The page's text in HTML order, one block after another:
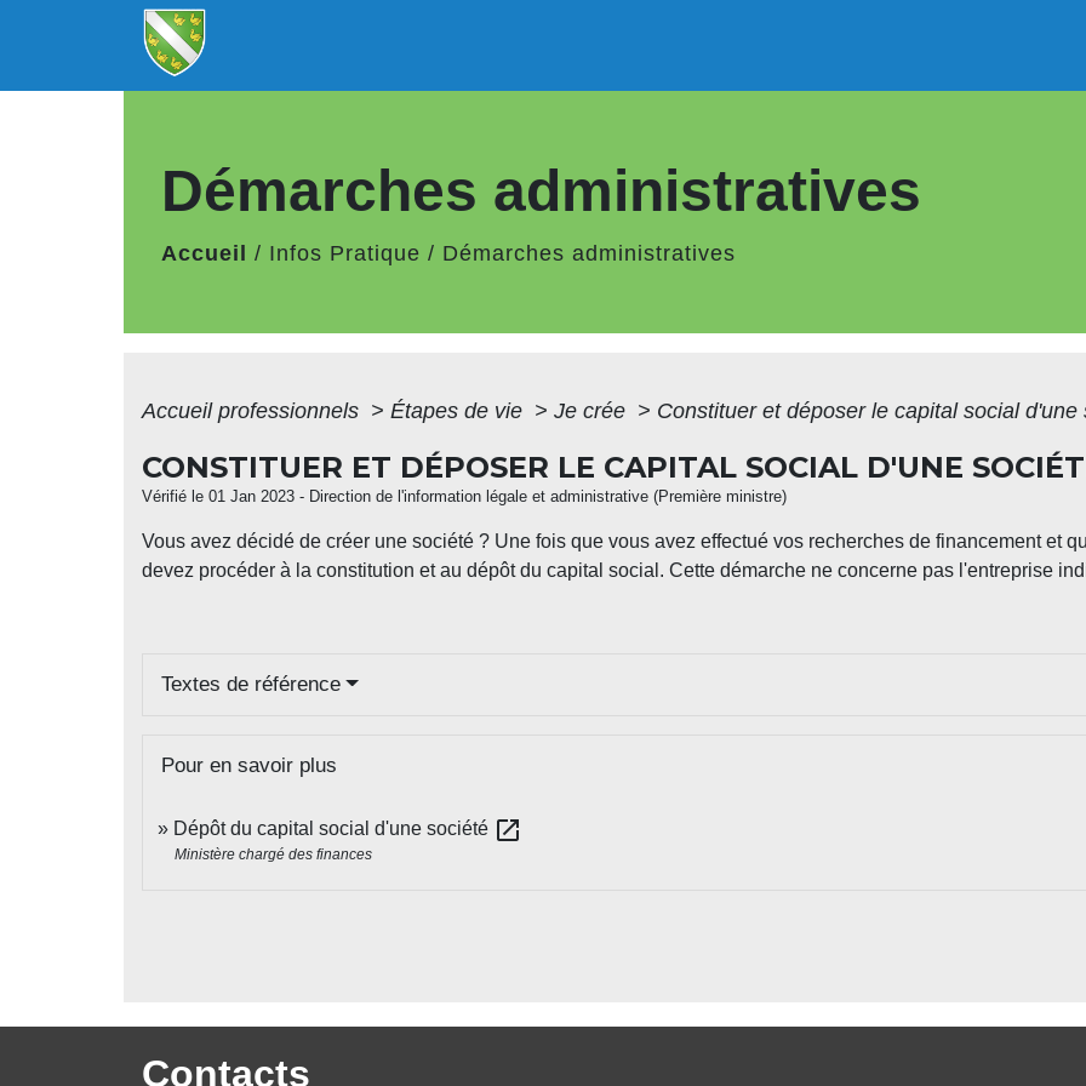
Démarches administratives
Accueil / Infos Pratique / Démarches administratives
Accueil professionnels > Étapes de vie > Je crée > Constituer et déposer le capital social d'une
CONSTITUER ET DÉPOSER LE CAPITAL SOCIAL D'UNE
Vérifié le 01 Jan 2023 - Direction de l'information légale et administrative (Première ministre)
Vous avez décidé de créer une société ? Une fois que vous avez effectué vos recherches de financement et
devez procéder à la constitution et au dépôt du capital social. Cette démarche ne concerne pas l'entreprise
Textes de référence
Pour en savoir plus
Dépôt du capital social d'une société open_in_new
Ministère chargé des finances
Contacts